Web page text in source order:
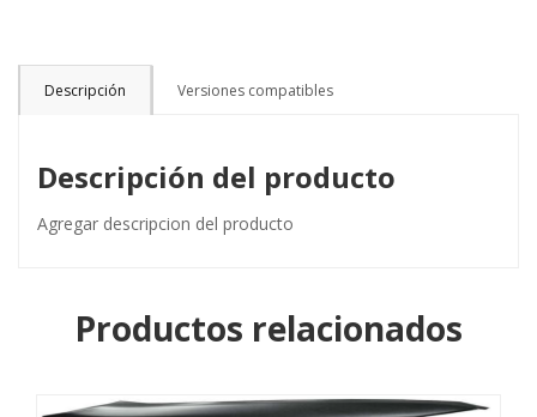
Descripción Versiones compatibles
Descripción del producto
Agregar descripcion del producto
Productos relacionados